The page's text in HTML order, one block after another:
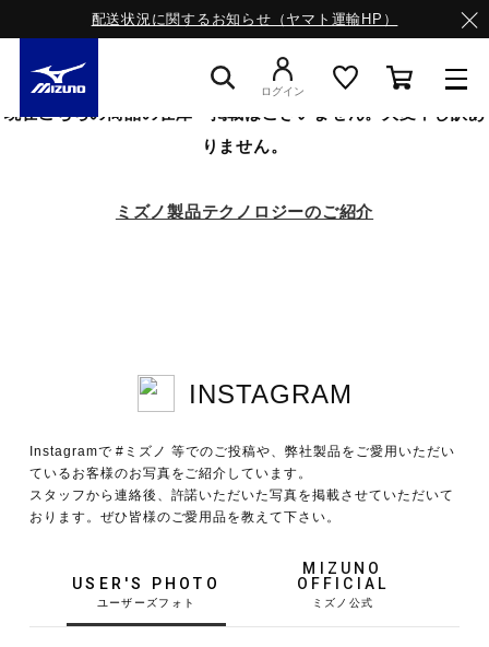
配送状況に関するお知らせ（ヤマト運輸HP）
サッカー／フットサル
トレーニング
ゴルフ
ログイン
現在こちらの商品の在庫・掲載はございません。大変申し訳あ
りません。
ミズノ製品テクノロジーのご紹介
INSTAGRAM
Instagramで #ミズノ 等でのご投稿や、弊社製品をご愛用いただい
ているお客様のお写真をご紹介しています。
スタッフから連絡後、許諾いただいた写真を掲載させていただいて
おります。ぜひ皆様のご愛用品を教えて下さい。
USER'S PHOTO
MIZUNO
OFFICIAL